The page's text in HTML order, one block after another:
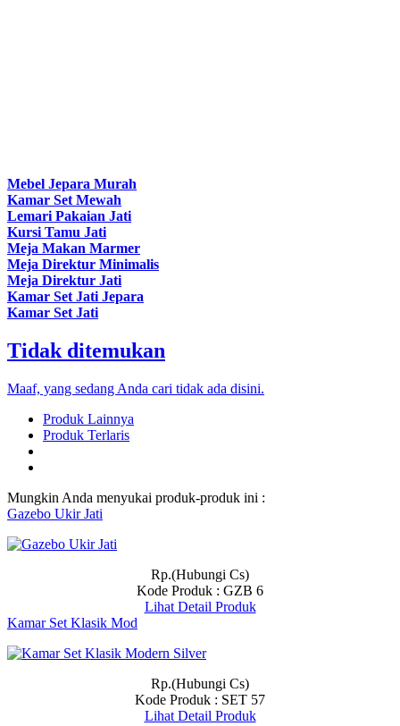
Mebel Jepara Murah
Kamar Set Mewah
Lemari Pakaian Jati
Kursi Tamu Jati
Meja Makan Marmer
Meja Direktur Minimalis
Meja Direktur Jati
Kamar Set Jati Jepara
Kamar Set Jati
Tidak ditemukan
Maaf, yang sedang Anda cari tidak ada disini.
Produk Lainnya
Produk Terlaris
Mungkin Anda menyukai produk-produk ini :
Gazebo Ukir Jati
Rp.(Hubungi Cs)
Kode Produk : GZB 6
Lihat Detail Produk
Kamar Set Klasik Mod
Rp.(Hubungi Cs)
Kode Produk : SET 57
Lihat Detail Produk